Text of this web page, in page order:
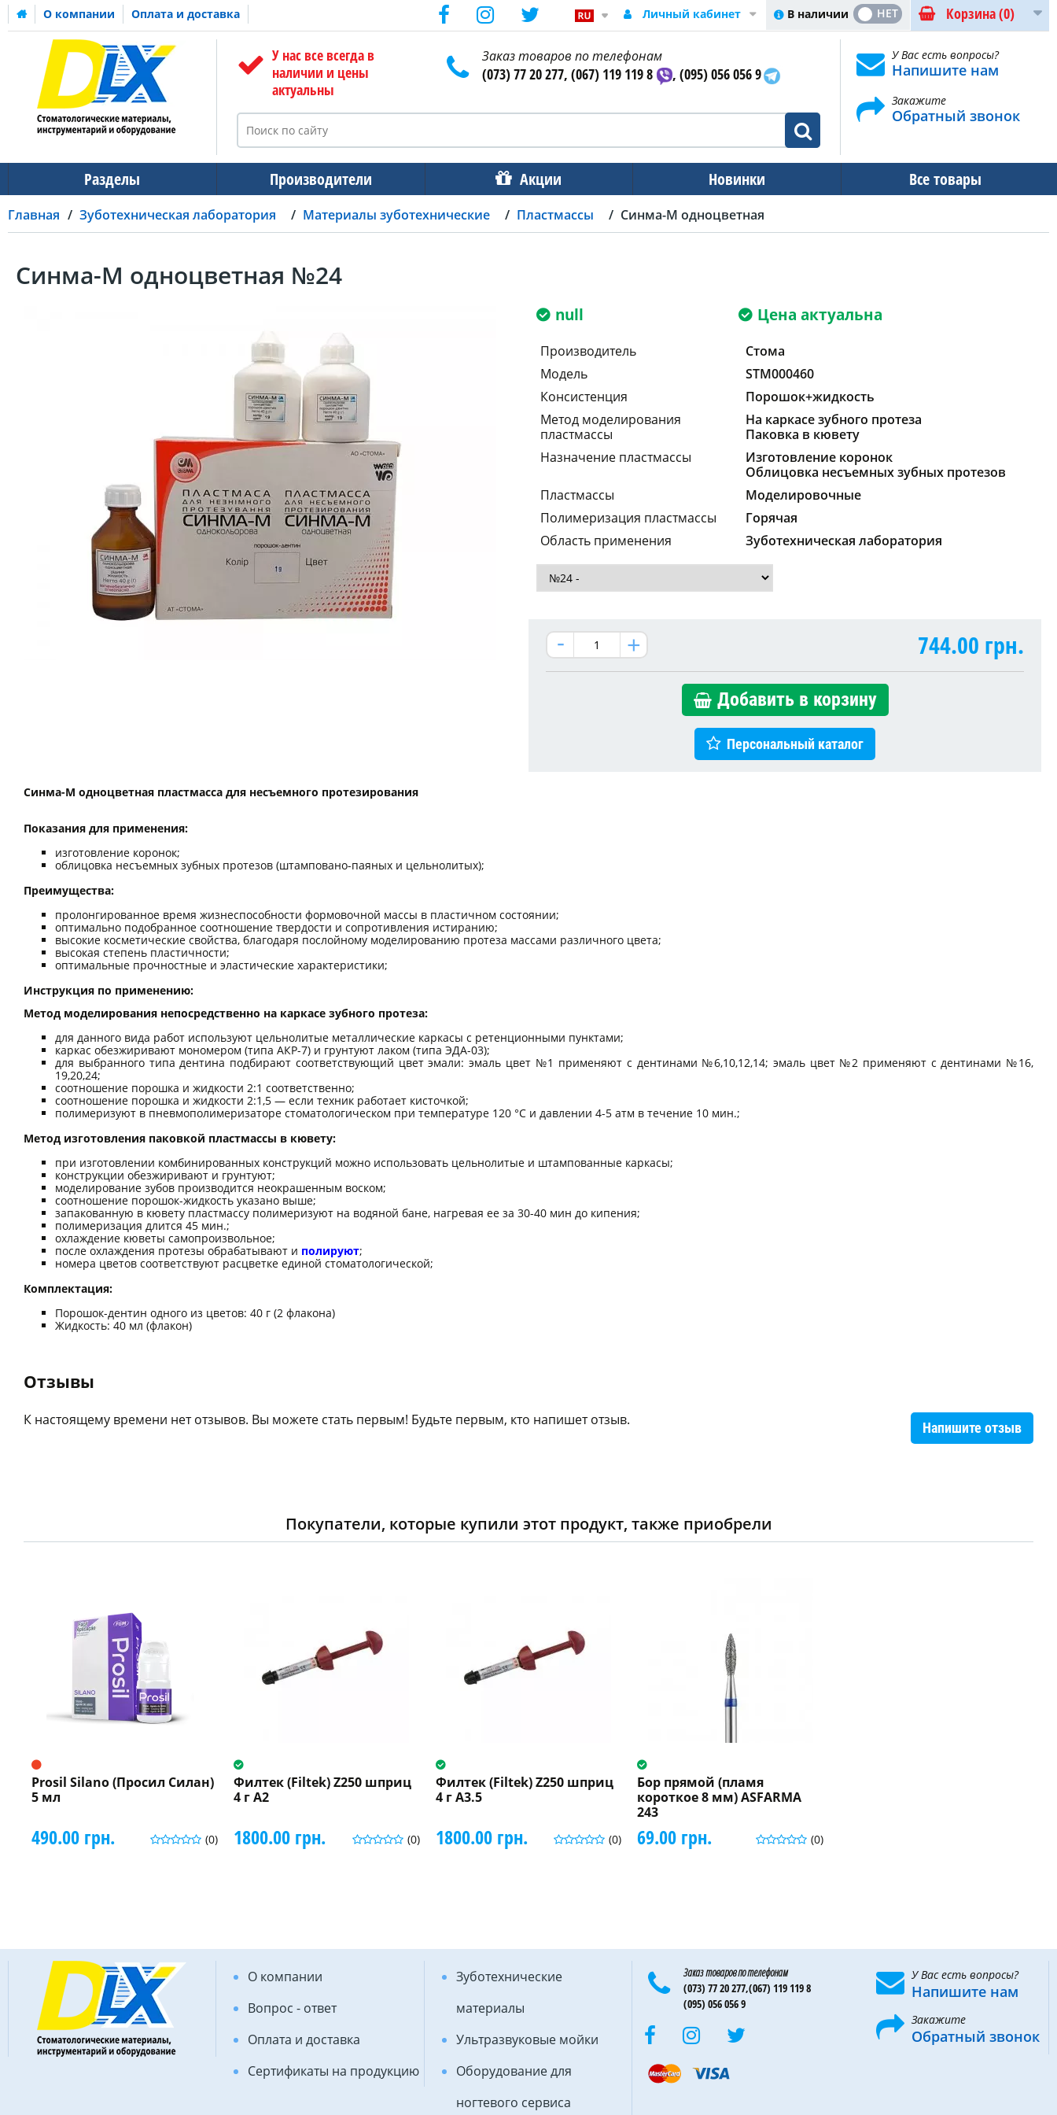
О компании Оплата и доставка Корзина(0)
В наличии
ДА НЕТ
Личный кабинет
У нас все всегда в
наличии и цены
актуальны
Заказ товаров по телефонам
(073) 77 20 277, (067) 119 119 8 , (095) 056 056 9
У Вас есть вопросы?
Напишите нам
Закажите
Обратный звонок
Разделы Производители Акции Новинки Все товары
Главная Зуботехническая лаборатория Материалы зуботехнические Пластмассы Синма-М одноцветная
Синма-М одноцветная №24
null Цена актуальна
Производитель
Стома
Модель
STM000460
Консистенция
Порошок+жидкость
Метод моделирования
пластмассы
На каркасе зубного протеза
Паковка в кювету
Назначение пластмассы
Изготовление коронок
Облицовка несъемных зубных протезов
Пластмассы
Моделировочные
Полимеризация пластмассы
Горячая
Область применения
Зуботехническая лаборатория
744.00 грн.
Добавить в корзину
Персональный каталог
Синма-М одноцветная пластмасса для несъемного протезирования
Показания для применения:
изготовление коронок;
облицовка несъемных зубных протезов (штамповано-паяных и цельнолитых);
Преимущества:
пролонгированное время жизнеспособности формовочной массы в пластичном состоянии;
оптимально подобранное соотношение твердости и сопротивления истиранию;
высокие косметические свойства, благодаря послойному моделированию протеза массами различного цвета;
высокая степень пластичности;
оптимальные прочностные и эластические характеристики;
Инструкция по применению:
Метод моделирования непосредственно на каркасе зубного протеза:
для данного вида работ используют цельнолитые металлические каркасы с ретенционными пунктами;
каркас обезжиривают мономером (типа АКР-7) и грунтуют лаком (типа ЭДА-03);
для выбранного типа дентина подбирают соответствующий цвет эмали: эмаль цвет №1 применяют с дентинами №6,10,12,14; эмаль цвет №2 применяют с дентинами №16,
19,20,24;
соотношение порошка и жидкости 2:1 соответственно;
соотношение порошка и жидкости 2:1,5 — если техник работает кисточкой;
полимеризуют в пневмополимеризаторе стоматологическом при температуре 120 °С и давлении 4-5 атм в течение 10 мин.;
Метод изготовления паковкой пластмассы в кювету:
при изготовлении комбинированных конструкций можно использовать цельнолитые и штампованные каркасы;
конструкции обезжиривают и грунтуют;
моделирование зубов производится неокрашенным воском;
соотношение порошок-жидкость указано выше;
запакованную в кювету пластмассу полимеризуют на водяной бане, нагревая ее за 30-40 мин до кипения;
полимеризация длится 45 мин.;
охлаждение кюветы самопроизвольное;
после охлаждения протезы обрабатывают и полируют;
номера цветов соответствуют расцветке единой стоматологической;
Комплектация:
Порошок-дентин одного из цветов: 40 г (2 флакона)
Жидкость: 40 мл (флакон)
Отзывы
Напишите отзыв
К настоящему времени нет отзывов. Вы можете стать первым! Будьте первым, кто напишет отзыв.
Покупатели, которые купили этот продукт, также приобрели
Prosil Silano (Просил Силан)
5 мл
(0)
490.00 грн.
Филтек (Filtek) Z250 шприц
4 г A2
(0)
1800.00 грн.
Филтек (Filtek) Z250 шприц
4 г A3.5
(0)
1800.00 грн.
Бор прямой (пламя
короткое 8 мм) ASFARMA
243
(0)
69.00 грн.
О компании
Вопрос - ответ
Оплата и доставка
Сертификаты на продукцию
Зуботехнические
материалы
Ультразвуковые мойки
Оборудование для
ногтевого сервиса
Заказ товаров по телефонам
(073) 77 20 277,(067) 119 119 8
(095) 056 056 9
У Вас есть вопросы?
Напишите нам
Закажите
Обратный звонок